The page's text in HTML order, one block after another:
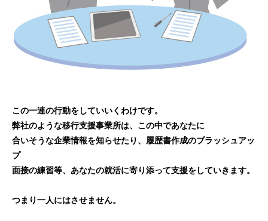
この一連の行動をしていいくわけです。
弊社のような移行支援事業所は、この中であなたに
合いそうな企業情報を知らせたり、履歴書作成のブラッシュアッ
プ
面接の練習等、あなたの就活に寄り添って支援をしていきます。
つまり一人にはさせません。